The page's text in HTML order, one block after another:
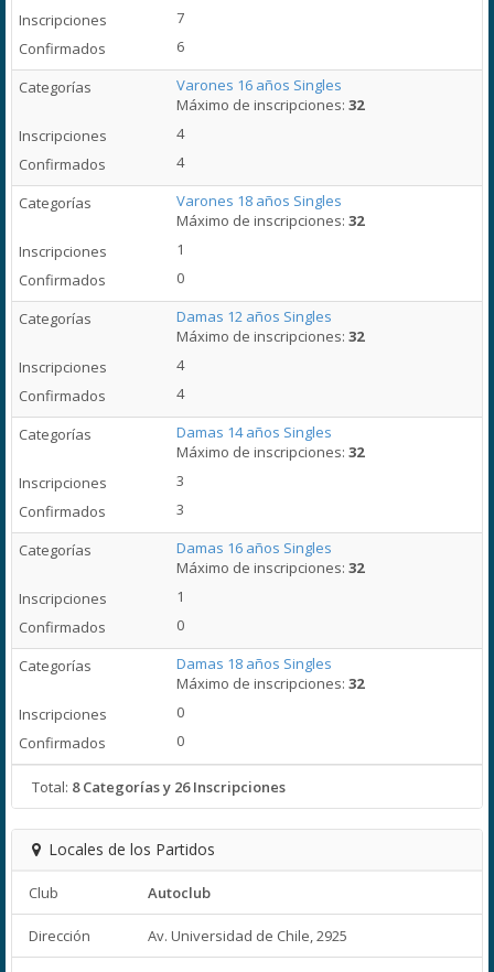
7
6
Varones 16 años Singles
Máximo de inscripciones:32
4
4
Varones 18 años Singles
Máximo de inscripciones:32
1
0
Damas 12 años Singles
Máximo de inscripciones:32
4
4
Damas 14 años Singles
Máximo de inscripciones:32
3
3
Damas 16 años Singles
Máximo de inscripciones:32
1
0
Damas 18 años Singles
Máximo de inscripciones:32
0
0
Total: 8 Categorías y 26 Inscripciones
Locales de los Partidos
Club Autoclub
Dirección Av. Universidad de Chile, 2925